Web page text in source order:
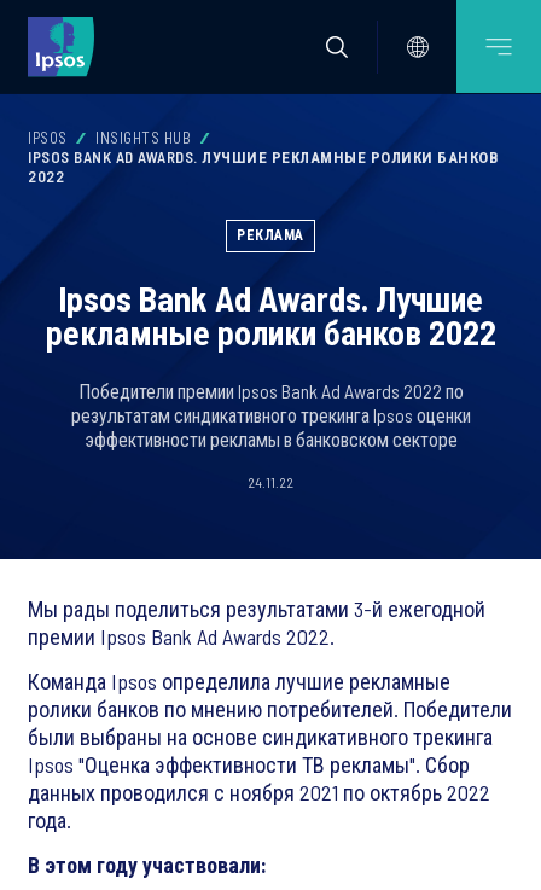
IPSOS
INSIGHTS HUB
IPSOS BANK AD AWARDS. ЛУЧШИЕ РЕКЛАМНЫЕ РОЛИКИ БАНКОВ
2022
РЕКЛАМА
Ipsos Bank Ad Awards. Лучшие
рекламные ролики банков 2022
Победители премии Ipsos Bank Ad Awards 2022 по
результатам синдикативного трекинга Ipsos оценки
эффективности рекламы в банковском секторе
24.11.22
Мы рады поделиться результатами 3-й ежегодной
премии Ipsos Bank Ad Awards 2022.
Команда Ipsos определила лучшие рекламные
ролики банков по мнению потребителей. Победители
были выбраны на основе синдикативного трекинга
Ipsos "Оценка эффективности ТВ рекламы". Сбор
данных проводился с ноября 2021 по октябрь 2022
года.
В этом году участвовали: